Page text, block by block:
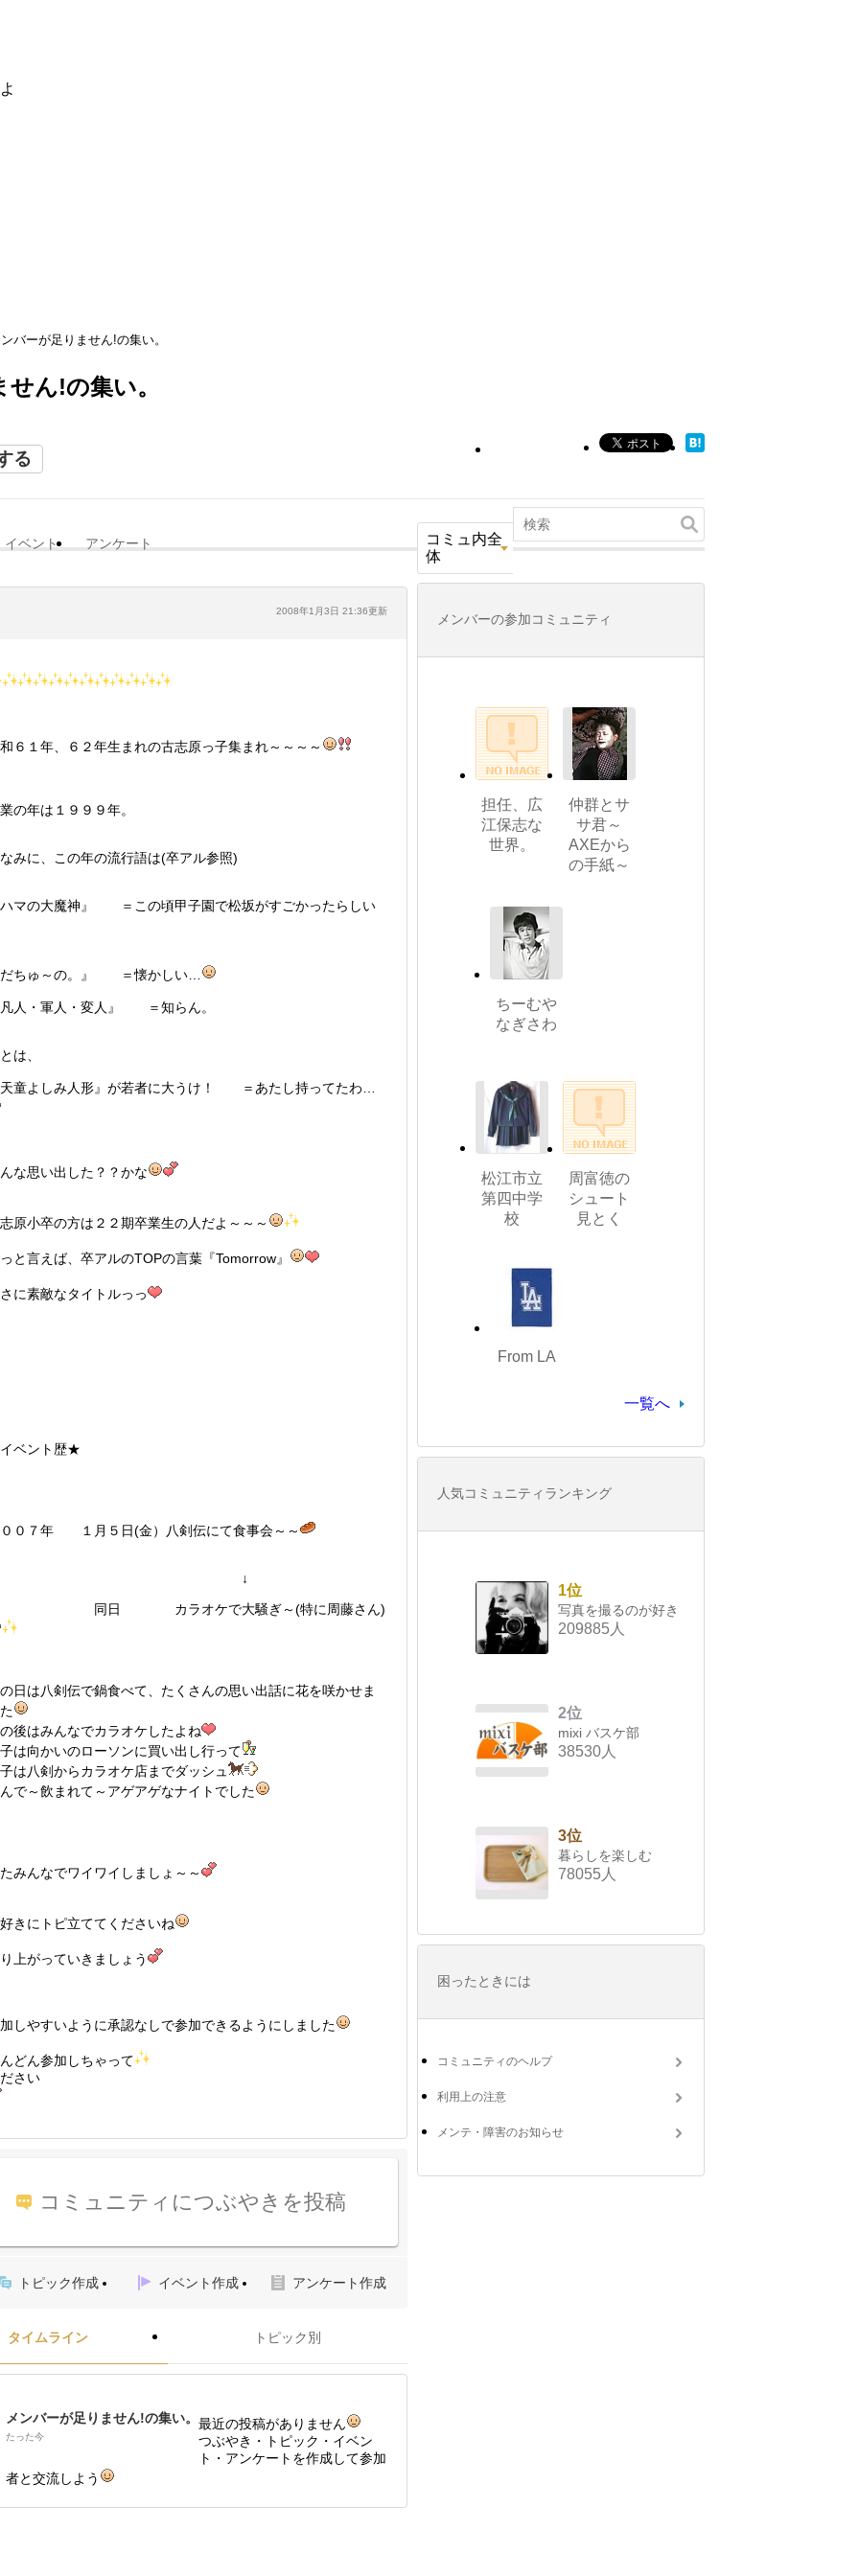
ンバーが足りません!の集い。
ん!の集い。
る
イベント アンケート
コミュ内全
体
2008年1月3日 21:36更新
６１年、６２年生まれの古志原っ子集まれ～～～～
の年は１９９９年。
みに、この年の流行語は(卒アル参照)
ハマの大魔神』 ＝この頃甲子園で松坂がすごかったらしい
だちゅ～の。』 ＝懐かしい…
凡人・軍人・変人』 ＝知らん。
は、
天童よしみ人形』が若者に大うけ！ ＝あたし持ってたわ…
な思い出した？？かな
原小卒の方は２２期卒業生の人だよ～～～
と言えば、卒アルのTOPの言葉『Tomorrow』
さに素敵なタイトルっっ
ベント歴★
００７年 １月５日(金）八剣伝にて食事会～～
日 カラオケで大騒ぎ～(特に周藤さん)
日は八剣伝で鍋食べて、たくさんの思い出話に花を咲かせま
後はみんなでカラオケしたよね
は向かいのローソンに買い出し行って
は八剣からカラオケ店までダッシュ
で～飲まれて～アゲアゲなナイトでした
たみんなでワイワイしましょ～～
きにトピ立ててくださいね
上がっていきましょう
しやすいように承認なしで参加できるようにしました
どん参加しちゃって
さい
コミュニティにつぶやきを投稿
トピック作成 イベント作成 アンケート作成
タイムライン トピック別
メンバーが足りません!の集い。
たった今
最近の投稿がありません
つぶやき・トピック・イベン
ト・アンケートを作成して参加
者と交流しよう
メンバーの参加コミュニティ
担任、広
江保志な
世界。
仲群とサ
サ君～
AXEから
の手紙～
ちーむや
なぎさわ
松江市立
第四中学
校
周富徳の
シュート
見とく
From LA
一覧へ
人気コミュニティランキング
1位
写真を撮るのが好き
209885人
2位
mixi バスケ部
38530人
3位
暮らしを楽しむ
78055人
困ったときには
コミュニティのヘルプ
利用上の注意
メンテ・障害のお知らせ